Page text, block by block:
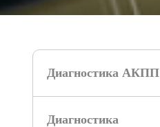
Диагностика АКПП
Диагностика